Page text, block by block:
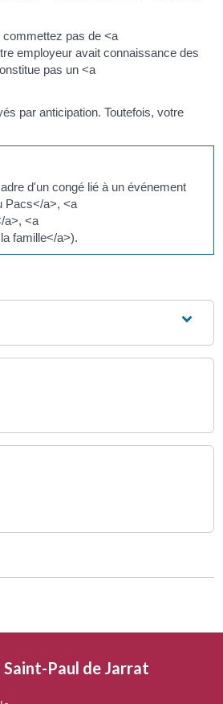
commettez pas de <a
employeur avait connaissance des
pas un <a
par anticipation. Toutefois, votre
d'un congé lié à un événement
Pacs</a>, <a
a>, <a
famille</a>).
Saint-Paul de Jarrat